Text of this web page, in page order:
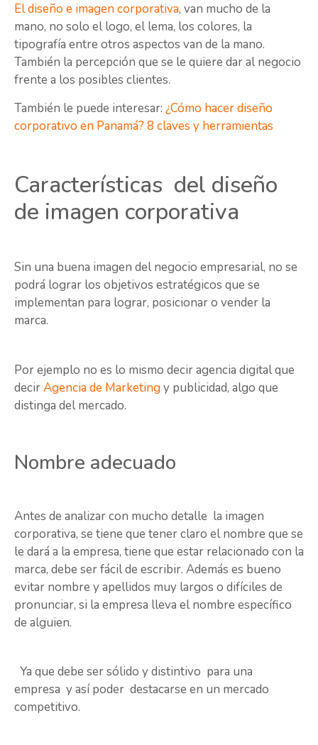
El diseño e imagen corporativa, van mucho de la
mano, no solo el logo, el lema, los colores, la
tipografía entre otros aspectos van de la mano.
También la percepción que se le quiere dar al negocio
frente a los posibles clientes.
También le puede interesar: ¿Cómo hacer diseño
corporativo en Panamá? 8 claves y herramientas
Características del diseño
de imagen corporativa
Sin una buena imagen del negocio empresarial, no se
podrá lograr los objetivos estratégicos que se
implementan para lograr, posicionar o vender la
marca.
Por ejemplo no es lo mismo decir agencia digital que
decirAgencia de Marketingy publicidad, algo que
distinga del mercado.
Nombre adecuado
Antes de analizar con mucho detalle la imagen
corporativa, se tiene que tener claro el nombre que se
le dará a la empresa, tiene que estar relacionado con la
marca, debe ser fácil de escribir. Además es bueno
evitar nombre y apellidos muy largos o difíciles de
pronunciar, si la empresa lleva el nombre específico
de alguien.
Ya que debe ser sólido y distintivo para una
empresa y así poder destacarse en un mercado
competitivo.